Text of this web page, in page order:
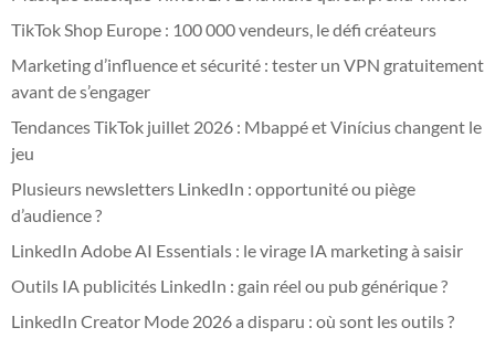
TikTok Shop Europe : 100 000 vendeurs, le défi créateurs
Marketing d’influence et sécurité : tester un VPN gratuitement
avant de s’engager
Tendances TikTok juillet 2026 : Mbappé et Vinícius changent le
jeu
Plusieurs newsletters LinkedIn : opportunité ou piège
d’audience ?
LinkedIn Adobe AI Essentials : le virage IA marketing à saisir
Outils IA publicités LinkedIn : gain réel ou pub générique ?
LinkedIn Creator Mode 2026 a disparu : où sont les outils ?